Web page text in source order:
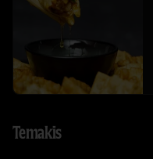
Temakis